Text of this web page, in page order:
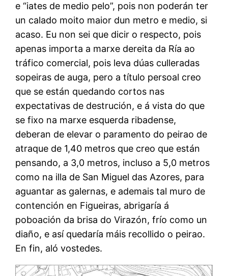
e “iates de medio pelo”, pois non poderán ter
un calado moito maior dun metro e medio, si
acaso. Eu non sei que dicir o respecto, pois
apenas importa a marxe dereita da Ría ao
tráfico comercial, pois leva dúas culleradas
sopeiras de auga, pero a título persoal creo
que se están quedando cortos nas
expectativas de destrución, e á vista do que
se fixo na marxe esquerda ribadense,
deberan de elevar o paramento do peirao de
atraque de 1,40 metros que creo que están
pensando, a 3,0 metros, incluso a 5,0 metros
como na illa de San Miguel das Azores, para
aguantar as galernas, e ademais tal muro de
contención en Figueiras, abrigaría á
poboación da brisa do Virazón, frío como un
diaño, e así quedaría máis recollido o peirao.
En fin, aló vostedes.